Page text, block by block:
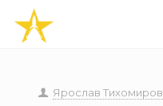
Ярослав Тихомиров